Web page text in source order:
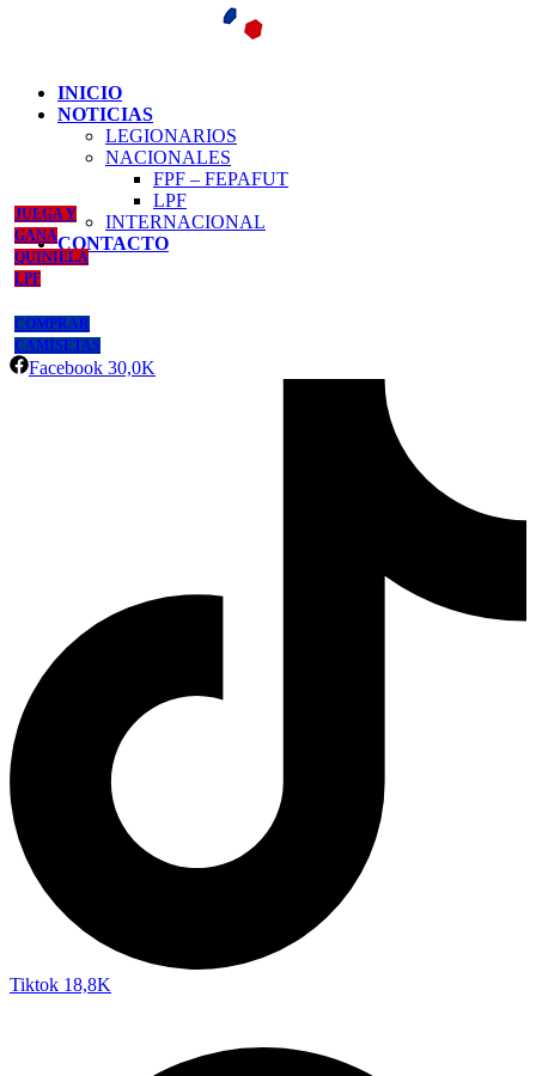
INICIO
NOTICIAS
LEGIONARIOS
NACIONALES
FPF – FEPAFUT
LPF
INTERNACIONAL
CONTACTO
JUEGA Y
GANA
QUINIELA
LPF
COMPRAR
CAMISETAS
Facebook 30,0K
Tiktok 18,8K